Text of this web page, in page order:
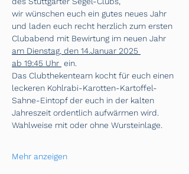
wir wünschen euch ein gutes neues Jahr
und laden euch recht herzlich zum ersten
Clubabend mit Bewirtung im neuen Jahr
am Dienstag, den 14.Januar 2025
ab 19:45 Uhr ein.
Das Clubthekenteam kocht für euch einen
leckeren Kohlrabi-Karotten-Kartoffel-
Sahne-Eintopf der euch in der kalten
Jahreszeit ordentlich aufwärmen wird.
Wahlweise mit oder ohne Wursteinlage.
Mehr anzeigen